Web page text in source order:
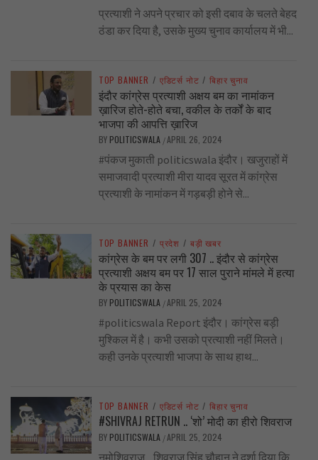
प्रत्याशी ने अपने प्रचार को इसी दबाव के चलते बेहद
ठंडा कर दिया है, उसके मुख्य चुनाव कार्यालय में भी...
TOP BANNER / एडिटर्स नोट / बिहार चुनाव
इंदौर कांग्रेस प्रत्याशी अक्षय बम का नामांकन
ख़ारिज होते-होते बचा, वकील के तर्कों के बाद
भाजपा की आपत्ति ख़ारिज
BY POLITICSWALA /APRIL 26, 2024
#पंकज मुकाती politicswala इंदौर। खजुराहों में
समाजवादी प्रत्याशी मीरा यादव सूरत में कांग्रेस
प्रत्याशी के नामांकन में गड़बड़ी होने से...
TOP BANNER / प्रदेश / बड़ी खबर
कांग्रेस के बम पर लगी 307 .. इंदौर से कांग्रेस
प्रत्याशी अक्षय बम पर 17 साल पुराने मांमले में हत्या
के प्रयास का केस
BY POLITICSWALA /APRIL 25, 2024
#politicswala Report इंदौर। कांग्रेस बड़ी
मुश्किल में है। कभी उसको प्रत्याशी नहीं मिलते।
कही उनके प्रत्याशी भाजपा के साथ हाथ...
TOP BANNER / एडिटर्स नोट / बिहार चुनाव
#SHIVRAJ RETRUN .. ‘शो’ मोदी का हीरो शिवराज
BY POLITICSWALA /APRIL 25, 2024
नमोशिवराज .. शिवराज सिंह चौहान ने दर्शा दिया कि